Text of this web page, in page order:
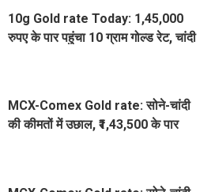
10g Gold rate Today: 1,45,000
रुपए के पार पहुंचा 10 ग्राम गोल्ड रेट, चांदी
MCX-Comex Gold rate: सोने-चांदी
की कीमतों में उछाल, ₹1,43,500 के पार